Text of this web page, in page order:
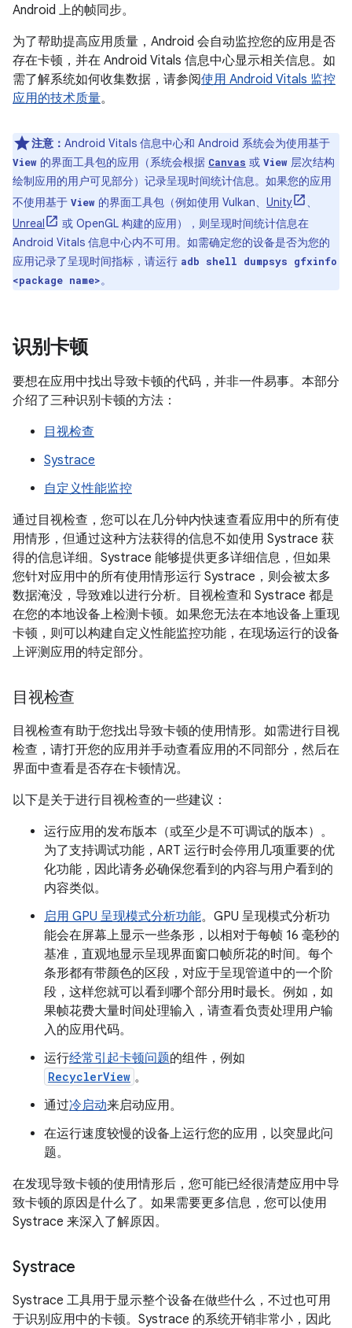
Android 上的帧同步。
为了帮助提高应用质量，Android 会自动监控您的应用是否
存在卡顿，并在 Android Vitals 信息中心显示相关信息。如
需了解系统如何收集数据，请参阅使用 Android Vitals 监控
应用的技术质量。
注意： Android Vitals 信息中心和 Android 系统会为使用基于
View 的界面工具包的应用（系统会根据 Canvas 或 View 层次结构
绘制应用的用户可见部分）记录呈现时间统计信息。如果您的应用
不使用基于 View 的界面工具包（例如使用 Vulkan、 Unity
、
Unreal
或 OpenGL 构建的应用），则呈现时间统计信息在
Android Vitals 信息中心内不可用。如需确定您的设备是否为您的
应用记录了呈现时间指标，请运行 adb shell dumpsys gfxinfo
<package name>。
识别卡顿
要想在应用中找出导致卡顿的代码，并非一件易事。本部分
介绍了三种识别卡顿的方法：
目视检查
Systrace
自定义性能监控
通过目视检查 ，您可以在几分钟内快速查看应用中的所有使
用情形，但通过这种方法获得的信息不如使用 Systrace 获
得的信息详细。Systrace 能够提供更多详细信息，但如果
您针对应用中的所有使用情形运行 Systrace，则会被太多
数据淹没，导致难以进行分析。
目视检查和 Systrace 都是
在您的本地设备上检测卡顿。如果您无法在本地设备上重现
卡顿，则可以构建自定义性能监控功能，在现场运行的设备
上评测应用的特定部分。
目视检查
目视检查有助于您找出导致卡顿的使用情形。如需进行目视
检查，请打开您的应用并手动查看应用的不同部分，然后在
界面中查看是否存在卡顿情况。
以下是关于进行目视检查的一些建议：
运行应用的发布版本（或至少是不可调试的版本）。
为了支持调试功能，ART 运行时会停用几项重要的优
化功能，因此请务必确保您看到的内容与用户看到的
内容类似。
启用 GPU 呈现模式分析功能。GPU 呈现模式分析功
能会在屏幕上显示一些条形，以相对于每帧 16 毫秒的
基准，直观地显示呈现界面窗口帧所花的时间。每个
条形都有带颜色的区段，对应于呈现管道中的一个阶
段，这样您就可以看到哪个部分用时最长。例如，如
果帧花费大量时间处理输入，请查看负责处理用户输
入的应用代码。
运行经常引起卡顿问题的组件，例如
RecyclerView 。
通过冷启动来启动应用。
在运行速度较慢的设备上运行您的应用，以突显此问
题。
在发现导致卡顿的使用情形后，您可能已经很清楚应用中导
致卡顿的原因是什么了。如果需要更多信息，您可以使用
Systrace 来深入了解原因。
Systrace
Systrace 工具用于显示整个设备在做些什么，不过也可用
于识别应用中的卡顿。Systrace 的系统开销非常小，因此